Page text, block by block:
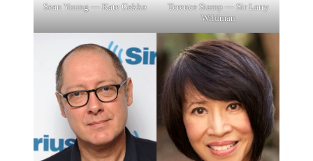
Sean Young — Kate Gekko
Terence Stamp — Sir Larry
Wildman